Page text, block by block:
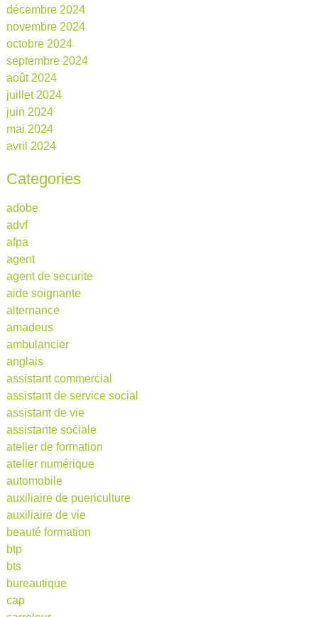
décembre 2024
novembre 2024
octobre 2024
septembre 2024
août 2024
juillet 2024
juin 2024
mai 2024
avril 2024
Categories
adobe
advf
afpa
agent
agent de securite
aide soignante
alternance
amadeus
ambulancier
anglais
assistant commercial
assistant de service social
assistant de vie
assistante sociale
atelier de formation
atelier numérique
automobile
auxiliaire de puericulture
auxiliaire de vie
beauté formation
btp
bts
bureautique
cap